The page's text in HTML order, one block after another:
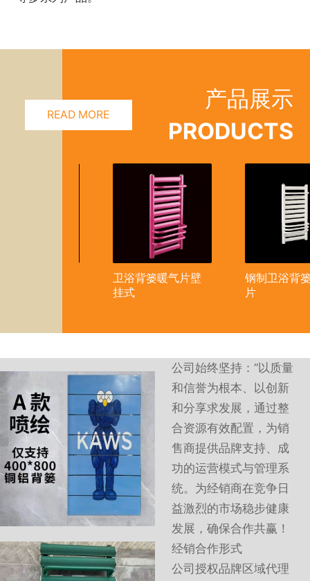
READ MORE
产品展示
PRODUCTS
卫浴背篓暖气片壁
挂式
钢制卫浴背篓
片
公司始终坚持：“以质量
和信誉为根本、以创新
和分享求发展，通过整
合资源有效配置，为销
售商提供品牌支持、成
功的运营模式与管理系
统。为经销商在竞争日
益激烈的市场稳步健康
发展，确保合作共赢！
经销合作形式
公司授权品牌区域代理